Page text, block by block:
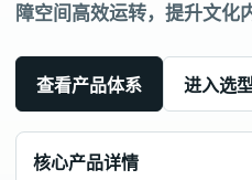
障空间高效运转，提升文化
查看产品体系 进入选
核心产品详情